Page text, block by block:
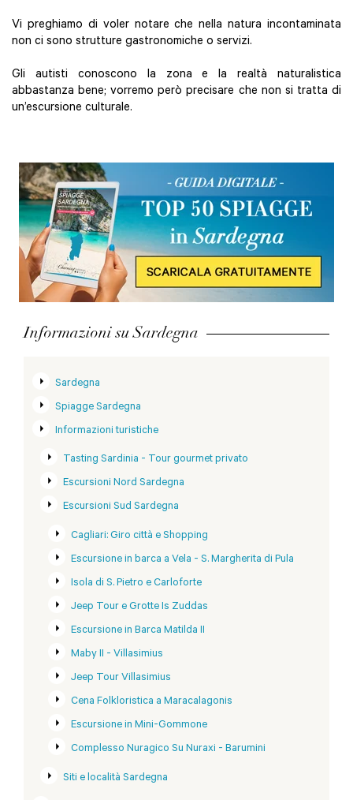
Vi preghiamo di voler notare che nella natura incontaminata
non ci sono strutture gastronomiche o servizi.
Gli autisti conoscono la zona e la realtà naturalistica
abbastanza bene; vorremo però precisare che non si tratta di
un’escursione culturale.
Informazioni su Sardegna
Sardegna
Spiagge Sardegna
Informazioni turistiche
Tasting Sardinia - Tour gourmet privato
Escursioni Nord Sardegna
Escursioni Sud Sardegna
Cagliari: Giro città e Shopping
Escursione in barca a Vela - S. Margherita di Pula
Isola di S. Pietro e Carloforte
Jeep Tour e Grotte Is Zuddas
Escursione in Barca Matilda II
Maby II - Villasimius
Jeep Tour Villasimius
Cena Folkloristica a Maracalagonis
Escursione in Mini-Gommone
Complesso Nuragico Su Nuraxi - Barumini
Siti e località Sardegna